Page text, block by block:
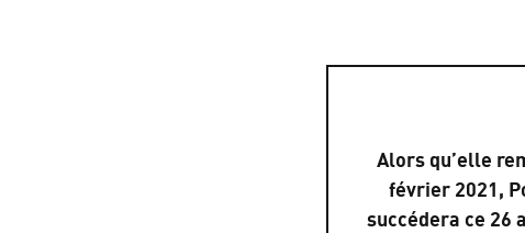
Alors qu’elle
février 2021,
succédera ce 26